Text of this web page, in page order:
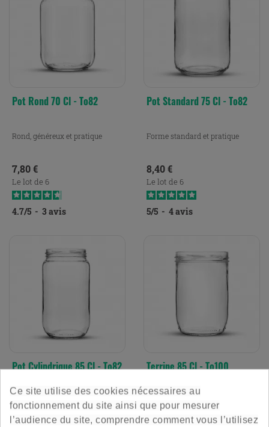
FILTRER
Pot Rond 70 Cl - To82
Rond, généreux et pratique
Prix
7,80 €
Le lot de 6
4.7/5 - 3 avis
Pot Standard 75 Cl - To82
Forme standard et pratique
Prix
8,40 €
Le lot de 6
5/5 - 4avis
Pot Cylindrique 85 Cl - To82
Généreux et pratique
Terrine 85 Cl - To100
Pour des plats gourmands
Ce site utilise des cookies nécessaires au
fonctionnement du site ainsi que pour mesurer
l’audience du site, comprendre comment vous l’utilisez